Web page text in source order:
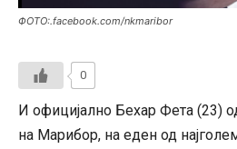
ФОТО:.facebook.com/nkmaribor
0
И официјално Бехар Фета (23)
на Марибор, на еден од